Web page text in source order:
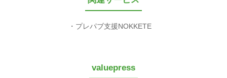
プレパブ支援NOKKETE
valuepress